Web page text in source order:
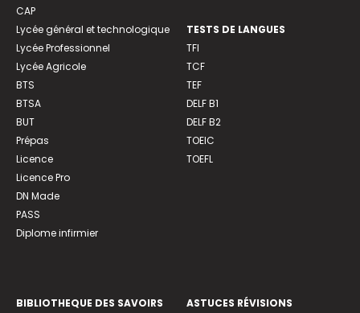
CAP
Lycée général et technologique
Lycée Professionnel
Lycée Agricole
BTS
BTSA
BUT
Prépas
Licence
Licence Pro
DN Made
PASS
Diplome infirmier
TESTS DE LANGUES
TFI
TCF
TEF
DELF B1
DELF B2
TOEIC
TOEFL
BIBLIOTHEQUE DES SAVOIRS
ASTUCES RÉVISIONS